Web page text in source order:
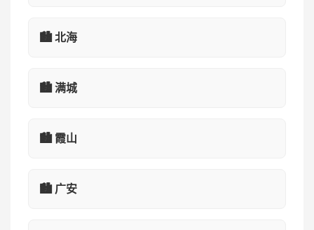
🏙️ 北海
🏙️ 满城
🏙️ 霞山
🏙️ 广安